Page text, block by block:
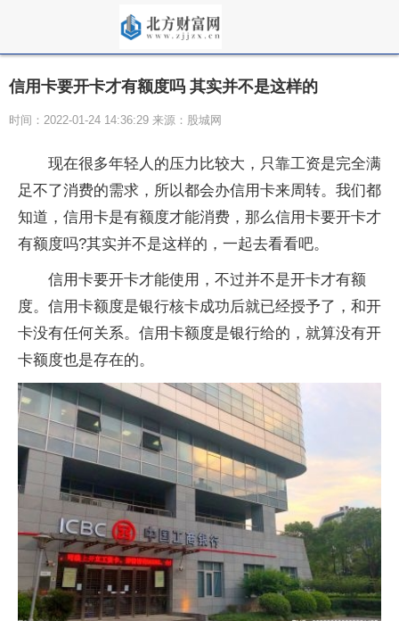
信用卡要开卡才有额度吗 其实并不是这样的
时间：2022-01-24 14:36:29 来源：股城网
现在很多年轻人的压力比较大，只靠工资是完全满
足不了消费的需求，所以都会办信用卡来周转。我们都
知道，信用卡是有额度才能消费，那么信用卡要开卡才
有额度吗?其实并不是这样的，一起去看看吧。
信用卡要开卡才能使用，不过并不是开卡才有额
度。信用卡额度是银行核卡成功后就已经授予了，和开
卡没有任何关系。信用卡额度是银行给的，就算没有开
卡额度也是存在的。